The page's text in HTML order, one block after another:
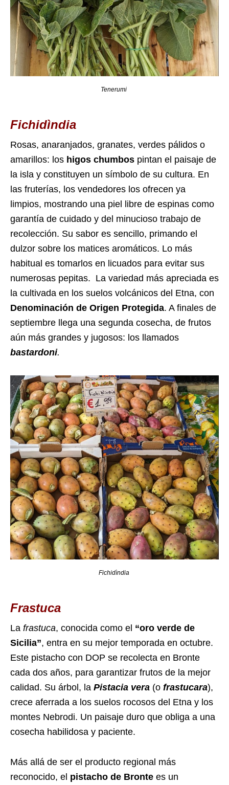
Tenerumi
Fichidìndia
Rosas, anaranjados, granates, verdes pálidos o
amarillos: los higos chumbos pintan el paisaje de
la isla y constituyen un símbolo de su cultura. En
las fruterías, los vendedores los ofrecen ya
limpios, mostrando una piel libre de espinas como
garantía de cuidado y del minucioso trabajo de
recolección. Su sabor es sencillo, primando el
dulzor sobre los matices aromáticos. Lo más
habitual es tomarlos en licuados para evitar sus
numerosas pepitas. La variedad más apreciada es
la cultivada en los suelos volcánicos del Etna, con
Denominación de Origen Protegida. A finales de
septiembre llega una segunda cosecha, de frutos
aún más grandes y jugosos: los llamados
bastardoni.
Fichidìndia
Frastuca
La frastuca, conocida como el “oro verde de
Sicilia”, entra en su mejor temporada en octubre.
Este pistacho con DOP se recolecta en Bronte
cada dos años, para garantizar frutos de la mejor
calidad. Su árbol, la Pistacia vera (o frastucara),
crece aferrada a los suelos rocosos del Etna y los
montes Nebrodi. Un paisaje duro que obliga a una
cosecha habilidosa y paciente.
Más allá de ser el producto regional más
reconocido, el pistacho de Bronte es un